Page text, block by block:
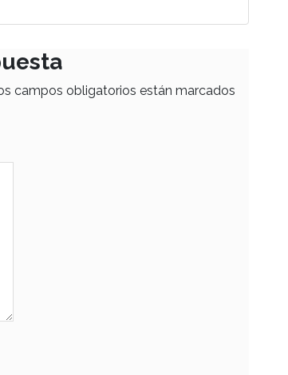
campos obligatorios están marcados